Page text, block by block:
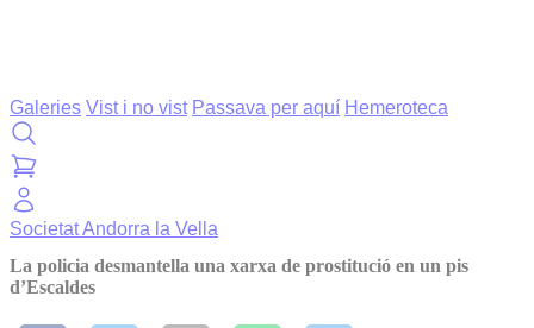
Galeries Vist i no vist Passava per aquí Hemeroteca
SocietatAndorra la Vella
La policia desmantella una xarxa de prostitució en un pis
d’Escaldes